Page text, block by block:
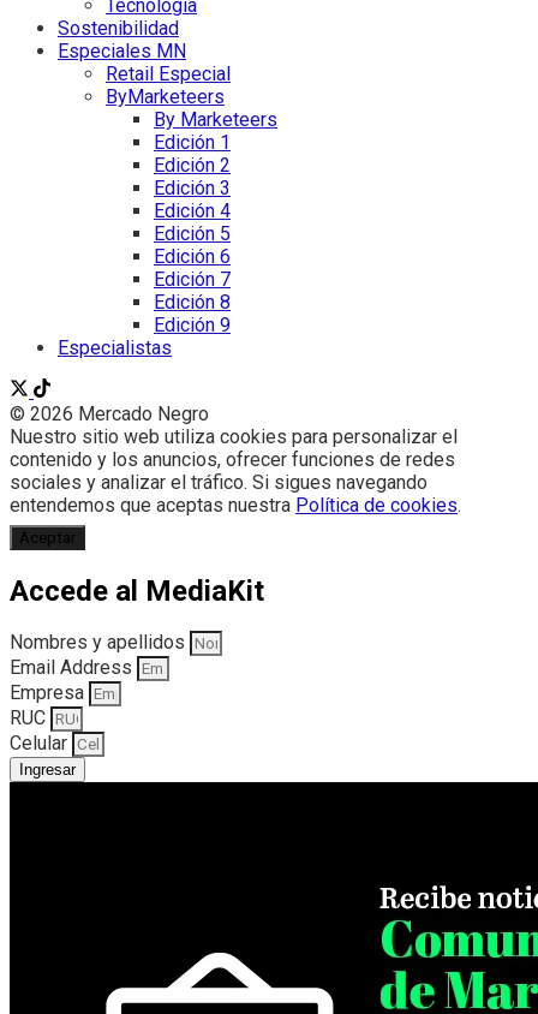
Tecnología
Sostenibilidad
Especiales MN
Retail Especial
ByMarketeers
By Marketeers
Edición 1
Edición 2
Edición 3
Edición 4
Edición 5
Edición 6
Edición 7
Edición 8
Edición 9
Especialistas
© 2026 Mercado Negro
Nuestro sitio web utiliza cookies para personalizar el
contenido y los anuncios, ofrecer funciones de redes
sociales y analizar el tráfico. Si sigues navegando
entendemos que aceptas nuestra Política de cookies.
Aceptar
Accede al MediaKit
Nombres y apellidos
Email Address
Empresa
RUC
Celular
Ingresar